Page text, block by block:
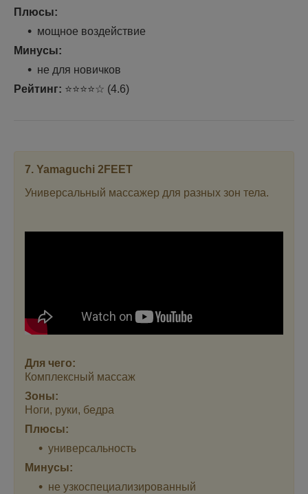
Плюсы:
мощное воздействие
Минусы:
не для новичков
Рейтинг: ⭐⭐⭐⭐☆ (4.6)
7. Yamaguchi 2FEET
Универсальный массажер для разных зон тела.
Для чего:
Комплексный массаж
Зоны:
Ноги, руки, бедра
Плюсы:
универсальность
Минусы:
не узкоспециализированный